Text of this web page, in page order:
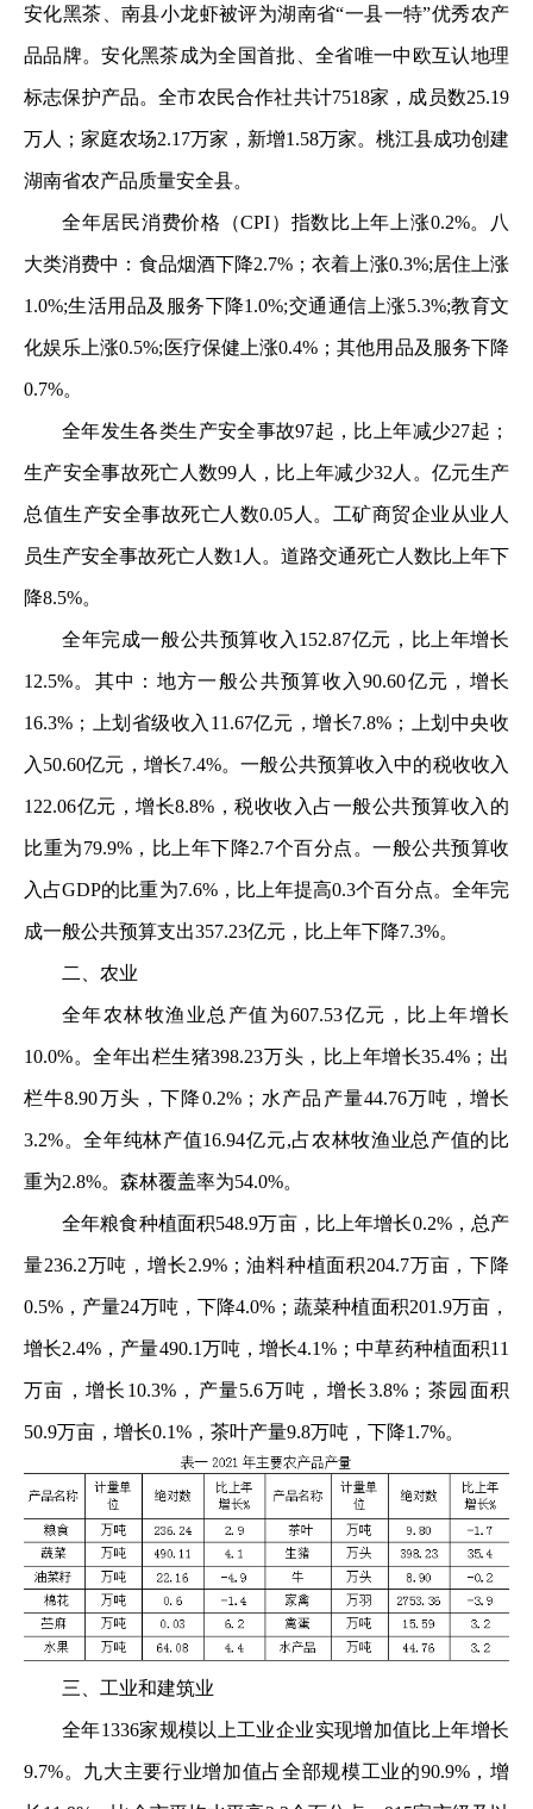
安化黑茶、南县小龙虾被评为湖南省“一县一特”优秀农产
品品牌。安化黑茶成为全国首批、全省唯一中欧互认地理
标志保护产品。全市农民合作社共计7518家，成员数25.19
万人；家庭农场2.17万家，新增1.58万家。桃江县成功创建
湖南省农产品质量安全县。
全年居民消费价格（CPI）指数比上年上涨0.2%。八
大类消费中：食品烟酒下降2.7%；衣着上涨0.3%;居住上涨
1.0%;生活用品及服务下降1.0%;交通通信上涨5.3%;教育文
化娱乐上涨0.5%;医疗保健上涨0.4%；其他用品及服务下降
0.7%。
全年发生各类生产安全事故97起，比上年减少27起；
生产安全事故死亡人数99人，比上年减少32人。亿元生产
总值生产安全事故死亡人数0.05人。工矿商贸企业从业人
员生产安全事故死亡人数1人。道路交通死亡人数比上年下
降8.5%。
全年完成一般公共预算收入152.87亿元，比上年增长
12.5%。其中：地方一般公共预算收入90.60亿元，增长
16.3%；上划省级收入11.67亿元，增长7.8%；上划中央收
入50.60亿元，增长7.4%。一般公共预算收入中的税收收入
122.06亿元，增长8.8%，税收收入占一般公共预算收入的
比重为79.9%，比上年下降2.7个百分点。一般公共预算收
入占GDP的比重为7.6%，比上年提高0.3个百分点。全年完
成一般公共预算支出357.23亿元，比上年下降7.3%。
二、农业
全年农林牧渔业总产值为607.53亿元，比上年增长
10.0%。全年出栏生猪398.23万头，比上年增长35.4%；出
栏牛8.90万头，下降0.2%；水产品产量44.76万吨，增长
3.2%。全年纯林产值16.94亿元,占农林牧渔业总产值的比
重为2.8%。森林覆盖率为54.0%。
全年粮食种植面积548.9万亩，比上年增长0.2%，总产
量236.2万吨，增长2.9%；油料种植面积204.7万亩，下降
0.5%，产量24万吨，下降4.0%；蔬菜种植面积201.9万亩，
增长2.4%，产量490.1万吨，增长4.1%；中草药种植面积11
万亩，增长10.3%，产量5.6万吨，增长3.8%；茶园面积
50.9万亩，增长0.1%，茶叶产量9.8万吨，下降1.7%。
三、工业和建筑业
全年1336家规模以上工业企业实现增加值比上年增长
9.7%。九大主要行业增加值占全部规模工业的90.9%，增